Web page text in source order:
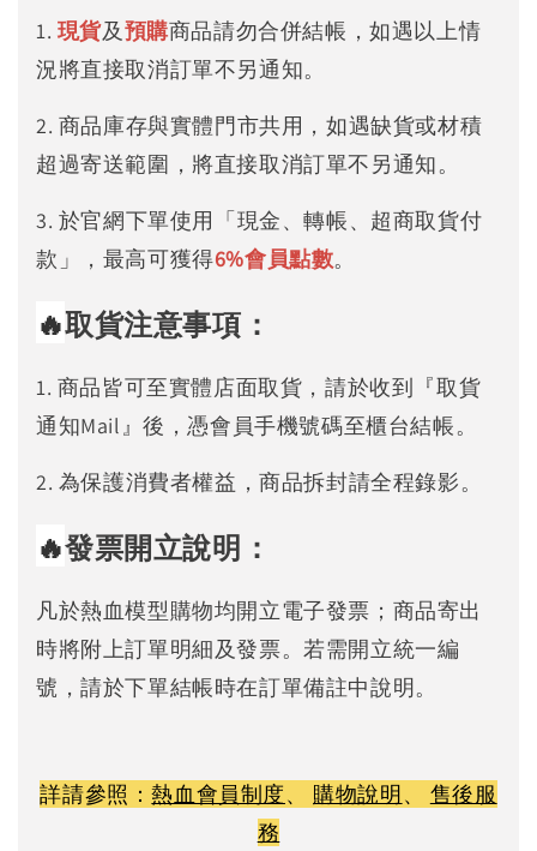
1. 現貨及預購商品請勿合併結帳，如遇以上情
況將直接取消訂單不另通知。
2. 商品庫存與實體門市共用，如遇缺貨或材積
超過寄送範圍，將直接取消訂單不另通知。
3. 於官網下單使用「現金、轉帳、超商取貨付
款」，最高可獲得6%會員點數。
🔥取貨注意事項：
1. 商品皆可至實體店面取貨，請於收到『取貨
通知Mail』後，憑會員手機號碼至櫃台結帳。
2. 為保護消費者權益，商品拆封請全程錄影。
🔥發票開立說明：
凡於熱血模型購物均開立電子發票；商品寄出
時將附上訂單明細及發票。若需開立統一編
號，請於下單結帳時在訂單備註中說明。
詳請參照：熱血會員制度、 購物說明、 售後服
務